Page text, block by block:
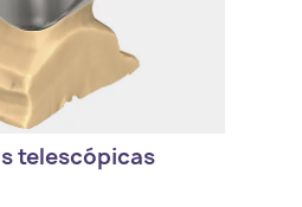
telescópicas
flexibilidad al
telescópicas.